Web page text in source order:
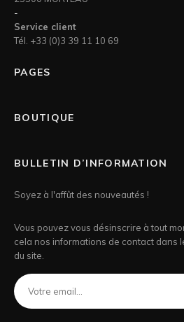
-
Service client
Tél. +33 (0)3 39 11 10 69
PAGES
BOUTIQUE
BULLETIN D’INFORMATION
Soyez à l'affût des nouveautés !
Vous pouvez vous désinscrire à tout
cela nos informations de contact dans
du site.